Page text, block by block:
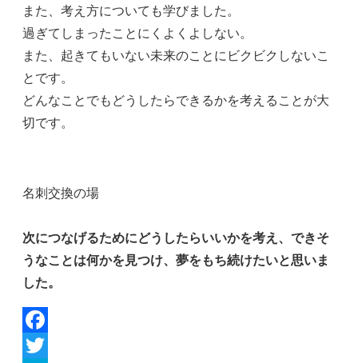
また、考え方についても学びました。
過ぎてしまったことにくよくよしない。
また、起きてもいない未来のことにビクビクしないこ
とです。
どんなことでもどうしたらできるかを考えることが大
切です。
名刺交換の場
次につなげるためにどうしたらいいかを考え、できそ
うなことは何かを見つけ、夢をもち続けたいと思いま
した。
Facebook